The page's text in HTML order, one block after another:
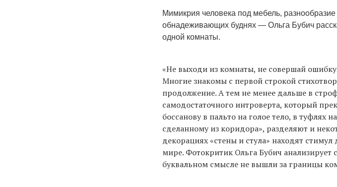
Мимикрия человека под мебель,
обнадеживающих буднях — Ольга Бубич
одной комнаты.
«Не выходи из комнаты, не совершай
Многие знакомы с первой строкой
продолжение. А тем не менее дальше в
самодостаточного интроверта, который
боссанову в пальто на голое тело, в туфлях
сделанному из коридора», разделяют и
декорациях «стены и стула» находят
мире. Фотокритик Ольга Бубич
буквальном смысле не вышли за границы